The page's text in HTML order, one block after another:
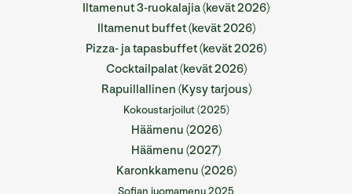
Iltamenut 3-ruokalajia (kevät 2026)
Iltamenut buffet (kevät 2026)
Pizza- ja tapasbuffet (kevät 2026)
Cocktailpalat (kevät 2026)
Rapuillallinen (Kysy tarjous)
Kokoustarjoilut (2025)
Häämenu (2026)
Häämenu (2027)
Karonkkamenu (2026)
Sofian juomamenu 2025